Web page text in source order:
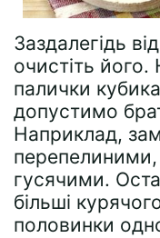
Заздалегідь
очистіть його.
палички
допустимо
Наприклад,
гусячими.
більші
половинки